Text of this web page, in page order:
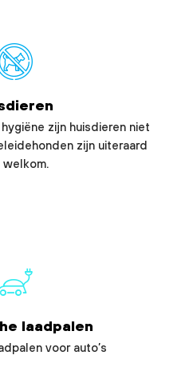
zijn huisdieren niet
zijn uiteraard
laadpalen
voor auto’s